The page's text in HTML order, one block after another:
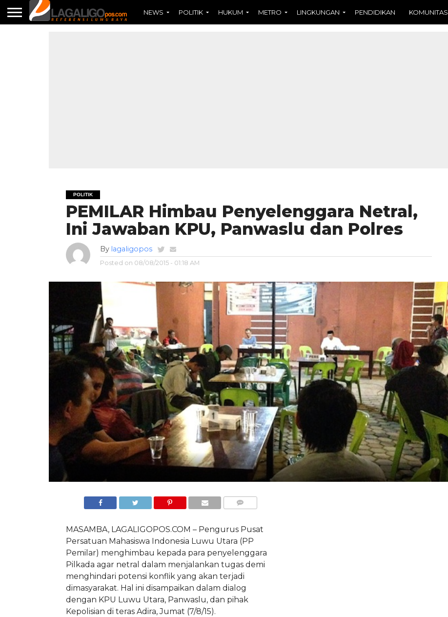
NEWS POLITIK HUKUM METRO LINGKUNGAN PENDIDIKAN KOMUNITAS
POLITIK
PEMILAR Himbau Penyelenggara Netral,
Ini Jawaban KPU, Panwaslu dan Polres
By lagaligopos
Posted on 08/08/2015 - 01:18 AM
MASAMBA, LAGALIGOPOS.COM – Pengurus Pusat
Persatuan Mahasiswa Indonesia Luwu Utara (PP
Pemilar) menghimbau kepada para penyelenggara
Pilkada agar netral dalam menjalankan tugas demi
menghindari potensi konflik yang akan terjadi
dimasyarakat. Hal ini disampaikan dalam dialog
dengan KPU Luwu Utara, Panwaslu, dan pihak
Kepolisian di teras Adira, Jumat (7/8/15).